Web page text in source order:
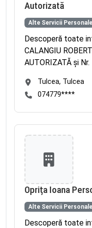
Autorizată
Alte Servicii Personale
Descoperă toate
CALANGIU
AUTORIZATĂ și
Tulcea, Tulcea
074779****
Oprița Ioana
Alte Servicii Personale
Descoperă toate